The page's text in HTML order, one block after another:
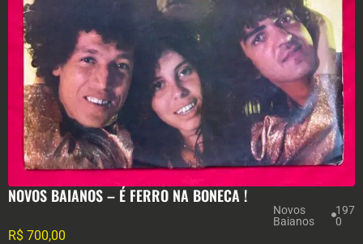
NOVOS BAIANOS – É FERRO NA BONECA !
Novos
Baianos
197
0
R$ 700,00